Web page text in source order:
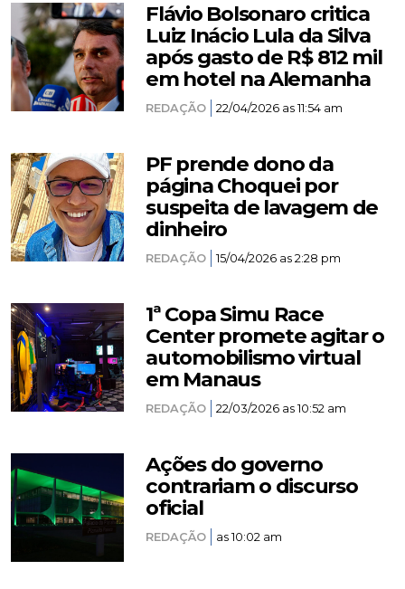
Flávio Bolsonaro critica
Luiz Inácio Lula da Silva
após gasto de R$ 812 mil
em hotel na Alemanha
REDAÇÃO 22/04/2026 as 11:54 am
PF prende dono da
página Choquei por
suspeita de lavagem de
dinheiro
REDAÇÃO 15/04/2026 as 2:28 pm
1ª Copa Simu Race
Center promete agitar o
automobilismo virtual
em Manaus
REDAÇÃO 22/03/2026 as 10:52 am
Ações do governo
contrariam o discurso
oficial
REDAÇÃO as 10:02 am